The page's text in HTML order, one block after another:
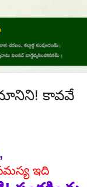
కావవే
ఇది